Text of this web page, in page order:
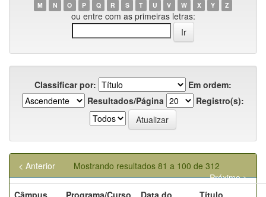
M
N O P Q R S T U V W X Y Z
ou entre com as primeiras letras:
Classificar por:
Em ordem:
Resultados/Página
Registro(s):
Mostrando resultados 81 a 100 de 312
< Anterior
Próximo >
Câmpus
Programa/Curso
Data do
Título